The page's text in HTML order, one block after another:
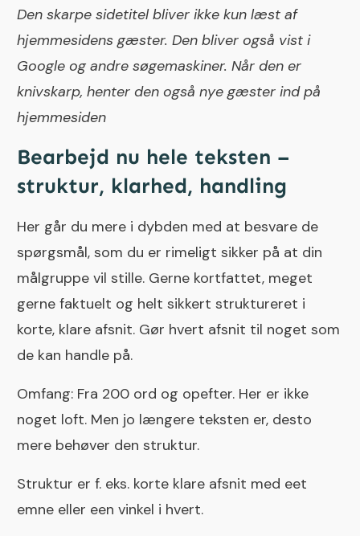
Den skarpe sidetitel bliver ikke kun læst af
hjemmesidens gæster. Den bliver også vist i
Google og andre søgemaskiner. Når den er
knivskarp, henter den også nye gæster ind på
hjemmesiden
Bearbejd nu hele teksten –
struktur, klarhed, handling
Her går du mere i dybden med at besvare de
spørgsmål, som du er rimeligt sikker på at din
målgruppe vil stille. Gerne kortfattet, meget
gerne faktuelt og helt sikkert struktureret i
korte, klare afsnit. Gør hvert afsnit til noget som
de kan handle på.
Omfang: Fra 200 ord og opefter. Her er ikke
noget loft. Men jo længere teksten er, desto
mere behøver den struktur.
Struktur er f. eks. korte klare afsnit med eet
emne eller een vinkel i hvert.